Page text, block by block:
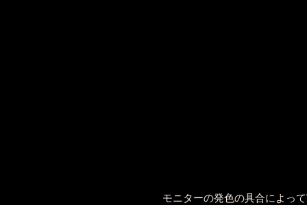
モニターの発色の具合によっ